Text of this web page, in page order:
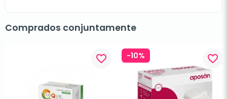
Comprados conjuntamente
favorite_border -10% favorite_border